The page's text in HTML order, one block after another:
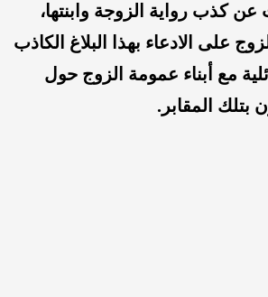
كذب رواية الزوجة وابنتها،
على الادعاء بهذا البلاغ الكاذب
مع أبناء عمومة الزوج حول
بتلك المقابر.